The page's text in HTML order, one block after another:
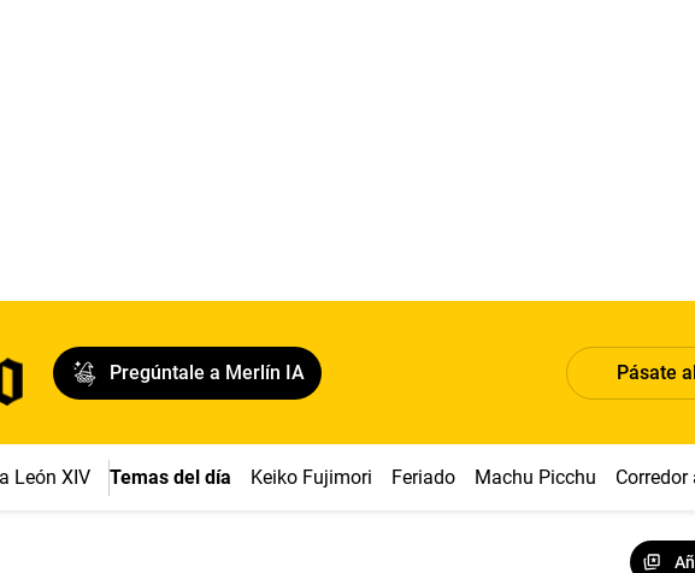
Pregúntale a Merlín IA Pásate
León XIV Temas del día Keiko Fujimori Feriado Machu Picchu Corredor